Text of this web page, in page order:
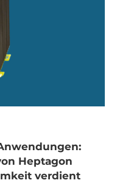
Heptagon
verdient